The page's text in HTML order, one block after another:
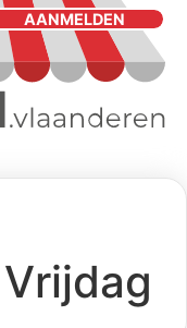
AANMELDEN